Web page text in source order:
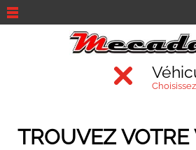
TROUVEZ